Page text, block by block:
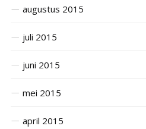
augustus 2015
juli 2015
juni 2015
mei 2015
april 2015